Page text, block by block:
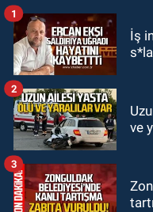
İş
1
ve
2
3